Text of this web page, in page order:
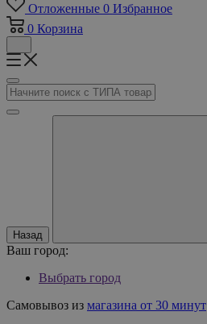
Отложенные 0 Избранное
0 Корзина
Назад
Ваш город:
Выбрать город
Самовывоз из магазина от 30 минут